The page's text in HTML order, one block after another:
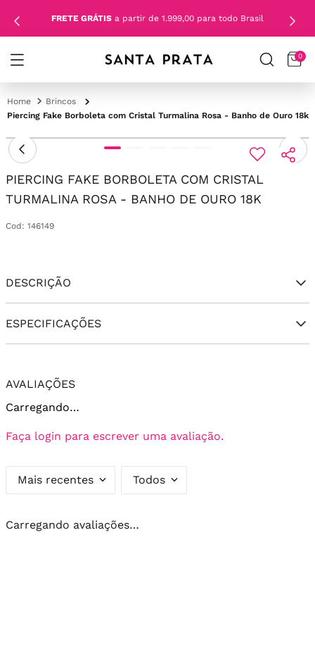
FRETE GRÁTIS a partir de 1.999,00 para todo Brasil
0
Brincos
Piercing Fake Borboleta com Cristal Turmalina Rosa - Banho de Ouro 18k
PIERCING FAKE BORBOLETA COM CRISTAL
TURMALINA ROSA - BANHO DE OURO 18K
Cod : 146149
DESCRIÇÃO
ESPECIFICAÇÕES
AVALIAÇÕES
Carregando…
Faça login para escrever uma avaliação.
Mais recentes Todos
Carregando avaliações…